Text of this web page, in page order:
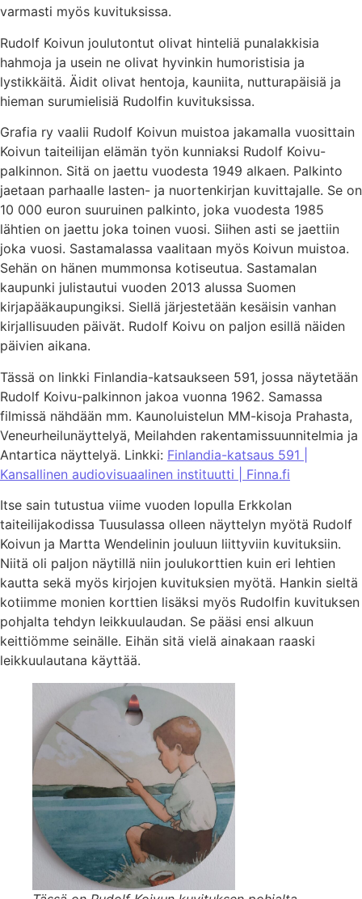
varmasti myös kuvituksissa.
Rudolf Koivun joulutontut olivat hinteliä punalakkisia
hahmoja ja usein ne olivat hyvinkin humoristisia ja
lystikkäitä. Äidit olivat hentoja, kauniita, nutturapäisiä ja
hieman surumielisiä Rudolfin kuvituksissa.
Grafia ry vaalii Rudolf Koivun muistoa jakamalla vuosittain
Koivun taiteilijan elämän työn kunniaksi Rudolf Koivu-
palkinnon. Sitä on jaettu vuodesta 1949 alkaen. Palkinto
jaetaan parhaalle lasten- ja nuortenkirjan kuvittajalle. Se on
10 000 euron suuruinen palkinto, joka vuodesta 1985
lähtien on jaettu joka toinen vuosi. Siihen asti se jaettiin
joka vuosi. Sastamalassa vaalitaan myös Koivun muistoa.
Sehän on hänen mummonsa kotiseutua. Sastamalan
kaupunki julistautui vuoden 2013 alussa Suomen
kirjapääkaupungiksi. Siellä järjestetään kesäisin vanhan
kirjallisuuden päivät. Rudolf Koivu on paljon esillä näiden
päivien aikana.
Tässä on linkki Finlandia-katsaukseen 591, jossa näytetään
Rudolf Koivu-palkinnon jakoa vuonna 1962. Samassa
filmissä nähdään mm. Kaunoluistelun MM-kisoja Prahasta,
Veneurheilunäyttelyä, Meilahden rakentamissuunnitelmia ja
Antartica näyttelyä. Linkki: Finlandia-katsaus 591 |
Kansallinen audiovisuaalinen instituutti | Finna.fi
Itse sain tutustua viime vuoden lopulla Erkkolan
taiteilijakodissa Tuusulassa olleen näyttelyn myötä Rudolf
Koivun ja Martta Wendelinin jouluun liittyviin kuvituksiin.
Niitä oli paljon näytillä niin joulukorttien kuin eri lehtien
kautta sekä myös kirjojen kuvituksien myötä. Hankin sieltä
kotiimme monien korttien lisäksi myös Rudolfin kuvituksen
pohjalta tehdyn leikkuulaudan. Se pääsi ensi alkuun
keittiömme seinälle. Eihän sitä vielä ainakaan raaski
leikkuulautana käyttää.